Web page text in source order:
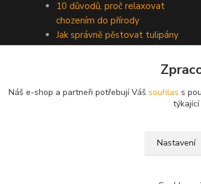
10 důvodů, proč relaxovat
chozením do přírody
Jak správně pěstovat tulipány
Náhodně generovaný článek
Náš e-shop a partneři potřebují Váš souhlas s
týkající
Nastavení